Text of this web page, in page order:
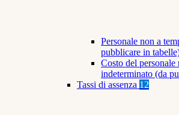
Personale non a
pubblicare in
Costo del personale
indeterminato (da
Tassi di assenza 12